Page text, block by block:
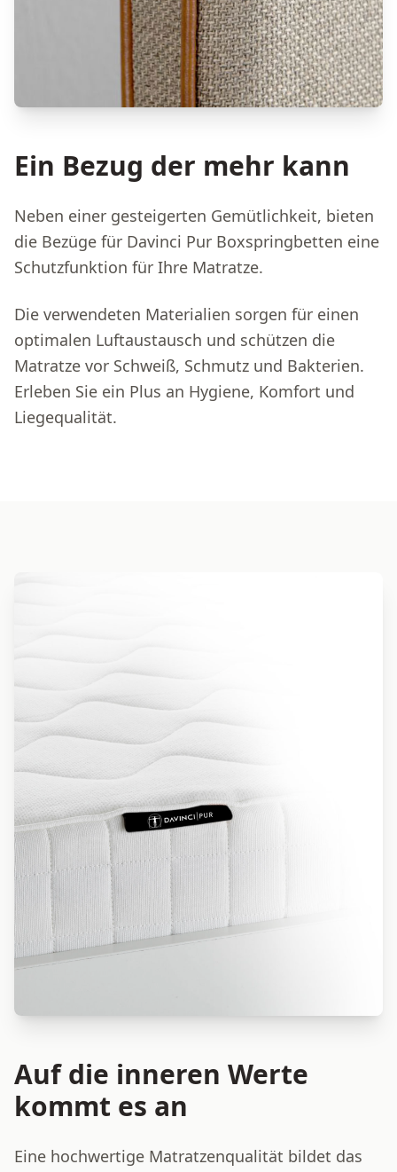
Ein Bezug der mehr kann
Neben einer gesteigerten Gemütlichkeit, bieten
die Bezüge für Davinci Pur Boxspringbetten eine
Schutzfunktion für Ihre Matratze.
Die verwendeten Materialien sorgen für einen
optimalen Luftaustausch und schützen die
Matratze vor Schweiß, Schmutz und Bakterien.
Erleben Sie ein Plus an Hygiene, Komfort und
Liegequalität.
Auf die inneren Werte
kommt es an
Eine hochwertige Matratzenqualität bildet das